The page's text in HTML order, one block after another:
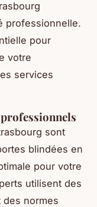
professionnelle.
pour
votre
services
sont
blindées en
pour votre
utilisent des
normes